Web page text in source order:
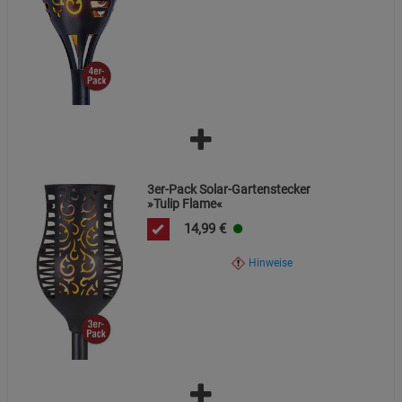
3er-Pack Solar-Gartenstecker
»Tulip Flame«
14,99 €
Hinweise
Funktionale Cookies (1)
Beschreibung Funktionale Cookies
Beschreibung Statistik Cookies
Cookie-Informationen
Marketing Cookies (3)
Beschreibung Marketing Cookies